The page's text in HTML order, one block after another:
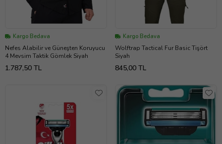
Kargo Bedava
Nefes Alabilir ve Güneşten Koruyucu
4 Mevsim Taktik Gömlek Siyah
1.787,50 TL
Kargo Bedava
Wolftrap Tactical Fur Basic Tişört
Siyah
845,00 TL